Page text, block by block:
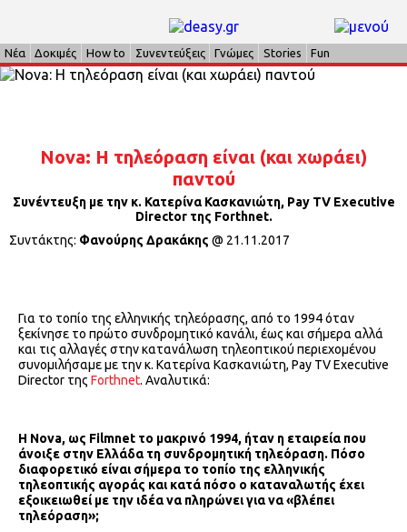
Νέα Δοκιμές How to Συνεντεύξεις Γνώμες Stories Fun
Nova: Η τηλεόραση είναι (και χωράει)
παντού
Συνέντευξη με την κ. Κατερίνα Κασκανιώτη, Pay TV Executive
Director της Forthnet.
Συντάκτης: Φανούρης Δρακάκης @ 21.11.2017
Για το τοπίο της ελληνικής τηλεόρασης, από το 1994 όταν
ξεκίνησε το πρώτο συνδρομητικό κανάλι, έως και σήμερα αλλά
και τις αλλαγές στην κατανάλωση τηλεοπτικού περιεχομένου
συνομιλήσαμε με την κ. Κατερίνα Κασκανιώτη, Pay TV Executive
Director της Forthnet. Αναλυτικά:
H Nova, ως Filmnet το μακρινό 1994, ήταν η εταιρεία που
άνοιξε στην Ελλάδα τη συνδρομητική τηλεόραση. Πόσο
διαφορετικό είναι σήμερα το τοπίο της ελληνικής
τηλεοπτικής αγοράς και κατά πόσο ο καταναλωτής έχει
εξοικειωθεί με την ιδέα να πληρώνει για να «βλέπει
τηλεόραση»;